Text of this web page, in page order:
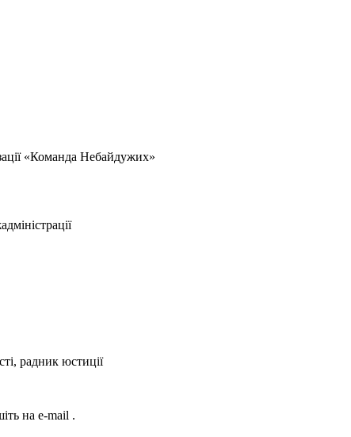
«Команда Небайдужих»
радник юстиції
на e-mail .